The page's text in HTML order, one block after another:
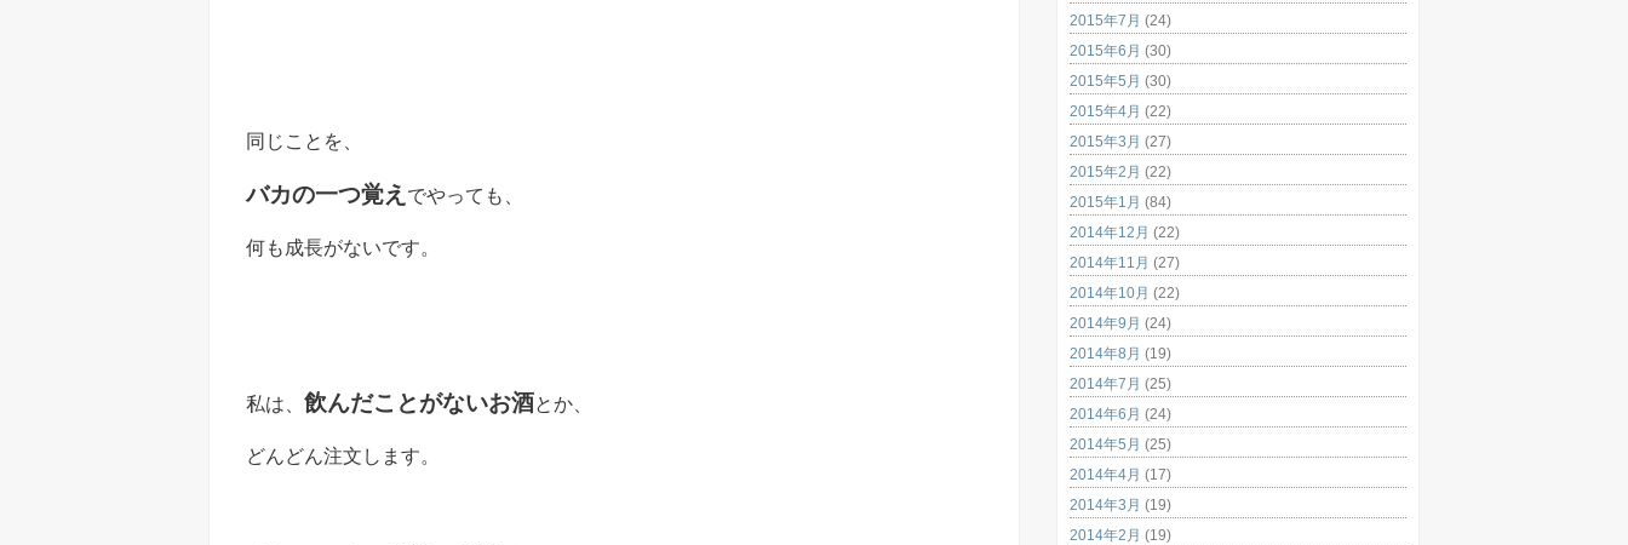
同じことを、
バカの一つ覚え でやっても、
何も成長がないです。
私は、 飲んだことがないお酒とか、
どんどん注文します。
2015年7月 (24)
2015年6月 (30)
2015年5月 (30)
2015年4月 (22)
2015年3月 (27)
2015年2月 (22)
2015年1月 (84)
2014年12月 (22)
2014年11月 (27)
2014年10月 (22)
2014年9月 (24)
2014年8月 (19)
2014年7月 (25)
2014年6月 (24)
2014年5月 (25)
2014年4月 (17)
2014年3月 (19)
2014年2月 (19)